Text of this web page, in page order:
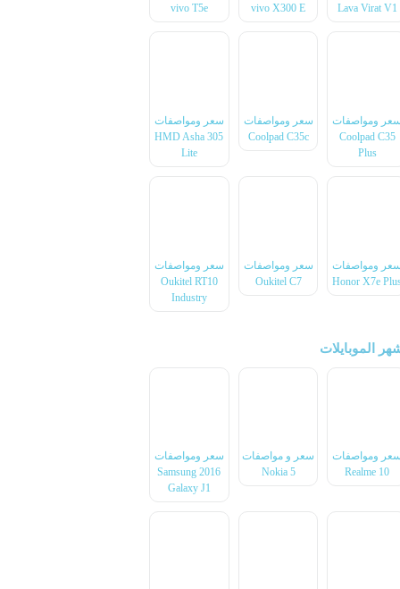
Lava Virat V1
vivo X300 E
vivo T5e
سعر ومواصفات
Coolpad C35
Plus
سعر ومواصفات
Coolpad C35c
سعر ومواصفات
HMD Asha 305
Lite
سعر ومواصفات
Honor X7e
سعر ومواصفات
Oukitel C7
سعر ومواصفات
Oukitel RT10
Industry
الموبايلات
سعر ومواصفات
Realme 10
سعر و مواصفات
Nokia 5
سعر ومواصفات
2016 Samsung
Galaxy J1